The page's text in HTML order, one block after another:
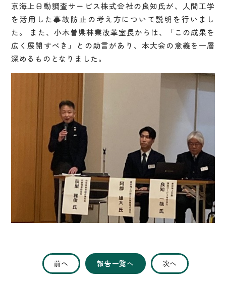
京海上日動調査サービス株式会社の良知氏が、人間工学
を活用した事故防止の考え方について説明を行いまし
た。 また、小木曽県林業改革室長からは、「この成果を
広く展開すべき」との助言があり、本大会の意義を一層
深めるものとなりました。
前へ 報告一覧へ 次へ